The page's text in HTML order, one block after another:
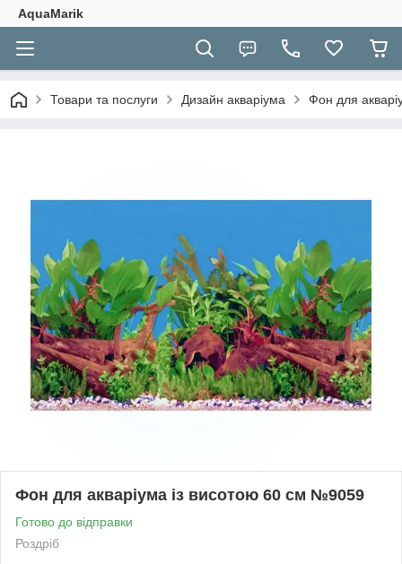
AquaMarik
Товари та послуги Дизайн акваріума Фон для
Фон для акваріума із висотою 60 см №9059
Готово до відправки
Роздріб